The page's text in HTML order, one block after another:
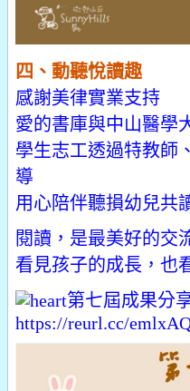
四、動聽悅讀趣
感謝美律實業支持
愛的書庫與中山醫學
學生志工透過特教師
導
用心陪伴聽損幼兒共
閱讀，是最美好的交
看見孩子的成長，也
第七屆成果分
https://reurl.cc/